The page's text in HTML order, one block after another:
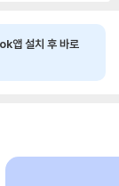
앱 설치 후 바로